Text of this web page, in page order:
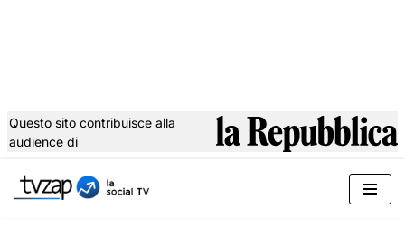
al
Questo sito contribuisce alla
audience di